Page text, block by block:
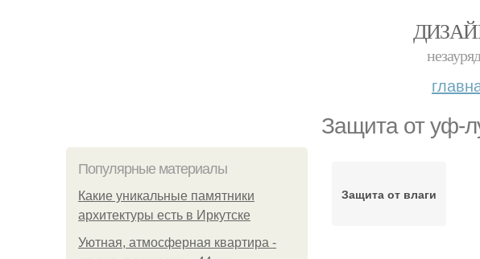
Защита от уф-
Популярные материалы
Какие уникальные памятники
архитектуры есть в Иркутске
Уютная, атмосферная квартира -
Защита от влаги